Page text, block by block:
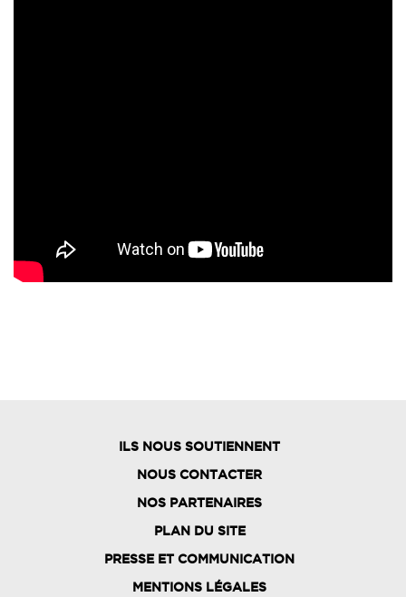
FOOTER
ILS NOUS SOUTIENNENT
NOUS CONTACTER
NOS PARTENAIRES
PLAN DU SITE
PRESSE ET COMMUNICATION
MENTIONS LÉGALES